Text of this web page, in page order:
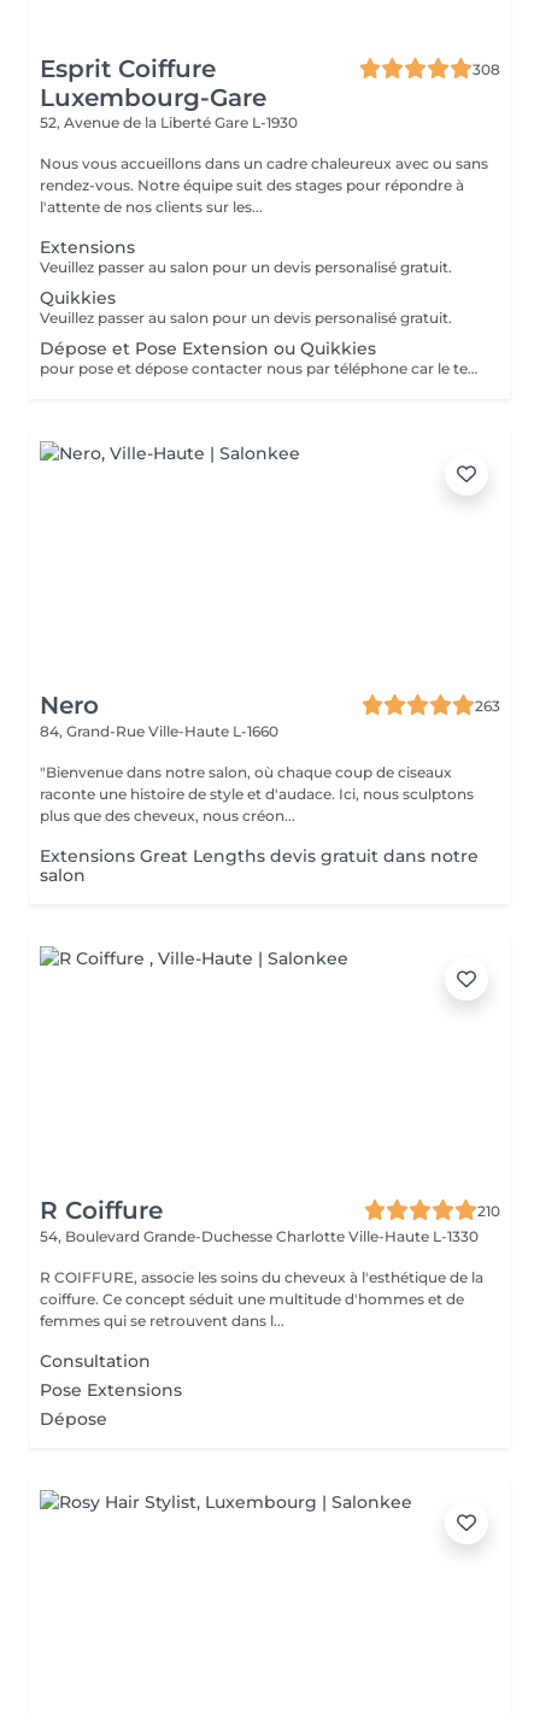
Esprit Coiffure
Luxembourg-Gare
308
52, Avenue de la Liberté Gare L-1930
Nous vous accueillons dans un cadre chaleureux avec ou sans
rendez-vous. Notre équipe suit des stages pour répondre à
l'attente de nos clients sur les...
Extensions
Veuillez passer au salon pour un devis personalisé gratuit.
Quikkies
Veuillez passer au salon pour un devis personalisé gratuit.
Dépose et Pose Extension ou Quikkies
pour pose et dépose contacter nous par téléphone car le temps peut varier
Nero
263
84, Grand-Rue Ville-Haute L-1660
"Bienvenue dans notre salon, où chaque coup de ciseaux
raconte une histoire de style et d'audace. Ici, nous sculptons
plus que des cheveux, nous créon...
Extensions Great Lengths devis gratuit dans notre
salon
R Coiffure
210
54, Boulevard Grande-Duchesse Charlotte Ville-Haute L-1330
R COIFFURE, associe les soins du cheveux à l'esthétique de la
coiffure. Ce concept séduit une multitude d'hommes et de
femmes qui se retrouvent dans l...
Consultation
Pose Extensions
Dépose